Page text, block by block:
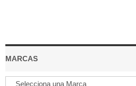
MARCAS